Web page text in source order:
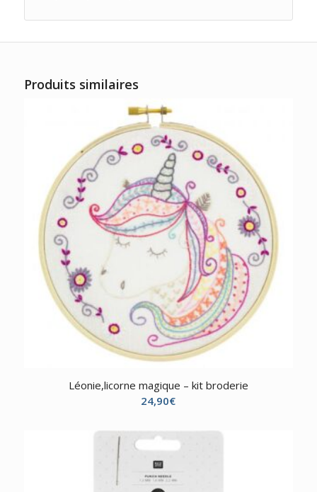
Produits similaires
Léonie,licorne magique – kit broderie
24,90€